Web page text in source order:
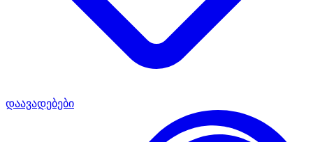
დაავადებები